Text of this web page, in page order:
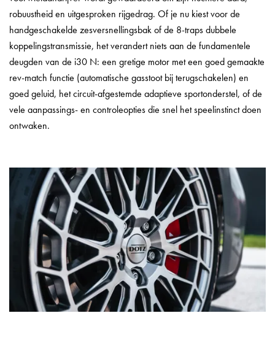
robuustheid en uitgesproken rijgedrag. Of je nu kiest voor de
handgeschakelde zesversnellingsbak of de 8-traps dubbele
koppelingstransmissie, het verandert niets aan de fundamentele
deugden van de i30 N: een gretige motor met een goed gemaakte
rev-match functie (automatische gasstoot bij terugschakelen) en
goed geluid, het circuit-afgestemde adaptieve sportonderstel, of de
vele aanpassings- en controleopties die snel het speelinstinct doen
ontwaken.